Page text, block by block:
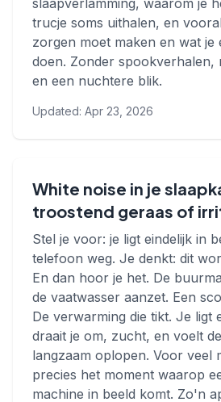
slaapverlamming, waarom je
trucje soms uithalen, en
zorgen moet maken en wat
doen. Zonder spookverhalen,
en een nuchtere blik.
Updated: Apr 23, 2026
White noise in je
troostend geraas of
Stel je voor: je ligt eindelijk in
telefoon weg. Je denkt: dit
En dan hoor je het. De
de vaatwasser aanzet. Een
De verwarming die tikt. Je ligt
draait je om, zucht, en voelt
langzaam oplopen. Voor veel
precies het moment waarop
machine in beeld komt. Zo'n